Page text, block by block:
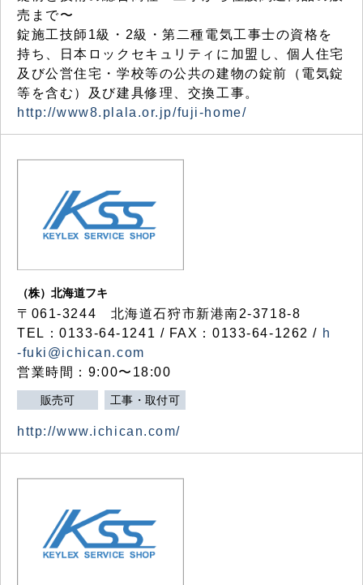
売まで〜
錠施工技師1級・2級・第二種電気工事士の資格を
持ち、日本ロックセキュリティに加盟し、個人住宅
及び公営住宅・学校等の公共の建物の錠前（電気錠
等を含む）及び建具修理、交換工事。
http://www8.plala.or.jp/fuji-home/
（株）北海道フキ
〒061-3244 北海道石狩市新港南2-3718-8
TEL：0133-64-1241 / FAX：0133-64-1262 / h
-fuki@ichican.com
営業時間：9:00〜18:00
販売可 工事・取付可
http://www.ichican.com/